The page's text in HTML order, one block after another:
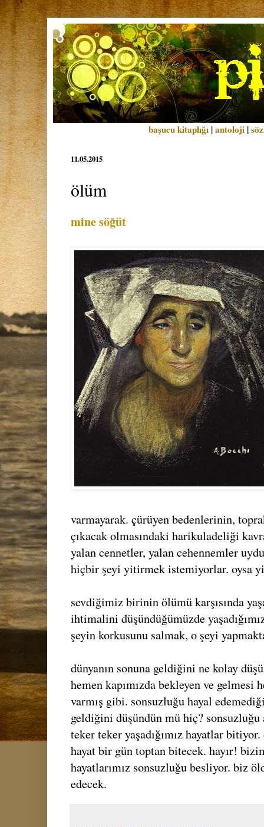
başucu kitaplığı |antoloji |
11.05.2015
ölüm
mine söğüt
varmayarak. çürüyen bedenlerinin,
çıkacak olmasındaki harikuladeliği
yalan cennetler, yalan cehennemler
hiçbir şeyi yitirmek istemiyorlar. oysa
sevdiğimiz birinin ölümü karşısında
ihtimalini düşündüğümüzde
şeyin korkusunu salmak, o şeyi
dünyanın sonuna geldiğini ne kolay
hemen kapımızda bekleyen ve gelmesi
varmış gibi. sonsuzluğu hayal
geldiğini düşündün mü hiç?
teker teker yaşadığımız hayatlar
hayat bir gün toptan bitecek. hayır!
hayatlarımız sonsuzluğu besliyor. biz
edecek.